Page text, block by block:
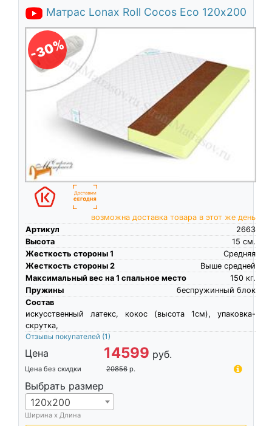
Матрас Lonax Roll Cocos Eco 120х200
-30%
возможна доставка товара в этот же день
Артикул
2663
Высота
см.
15
Жесткость стороны 1
Средняя
Жесткость стороны 2
Выше средней
Максимальный вес на 1 спальное место
кг.
150
Пружины
беспружинный блок
Состав
искусственный латекс, кокос (высота 1см), упаковка-
скрутка,
Отзывы покупателей (1)
Цена 14599 руб.
Цена без скидки 20856 р.
Выбрать размер
120х200
Ширина х Длина